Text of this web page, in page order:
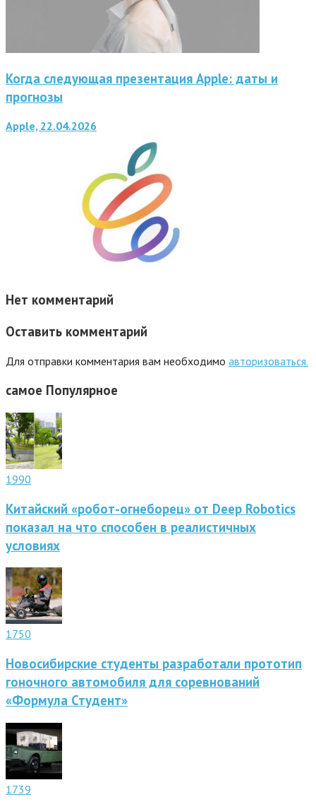
Когда следующая презентация Apple: даты и
прогнозы
Apple, 22.04.2026
Нет комментарий
Оставить комментарий
Для отправки комментария вам необходимо авторизоваться.
самое Популярное
1990
Китайский «робот-огнеборец» от Deep Robotics
показал на что способен в реалистичных
условиях
1750
Новосибирские студенты разработали прототип
гоночного автомобиля для соревнований
«Формула Студент»
1739